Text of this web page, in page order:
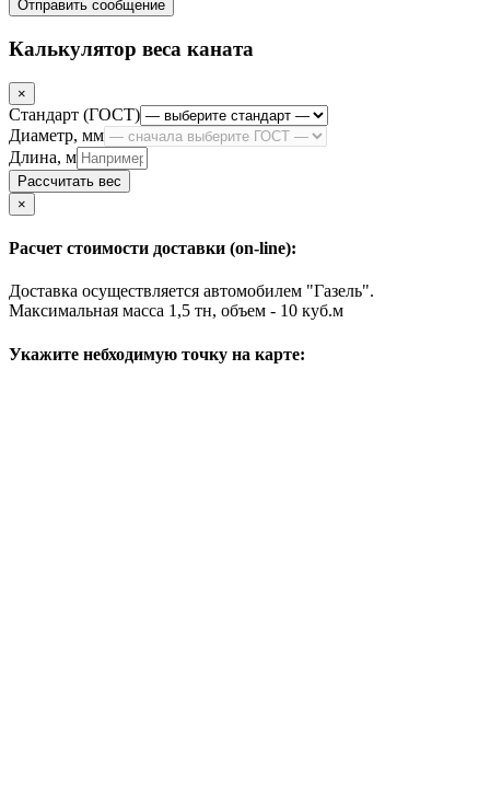
Отправить сообщение
Калькулятор веса каната
×
Стандарт (ГОСТ)
Диаметр, мм
Длина, м
Рассчитать вес
×
Расчет стоимости доставки (on-line):
Доставка осуществляется автомобилем "Газель".
Максимальная масса 1,5 тн, объем - 10 куб.м
Укажите небходимую точку на карте: